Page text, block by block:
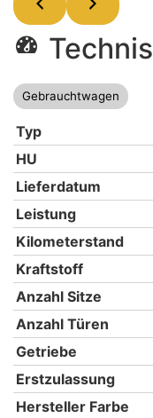
Gebrauchtwagen
Typ
HU
Lieferdatum
Leistung
Kilometerstand
Kraftstoff
Anzahl Sitze
Anzahl Türen
Getriebe
Erstzulassung
Hersteller Farbe